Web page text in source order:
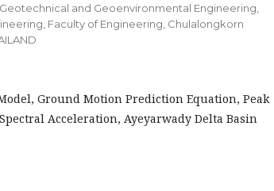
and Geoenvironmental Engineering,
Faculty of Engineering, Chulalongkorn
Ground Motion Prediction Equation, Peak
Acceleration, Ayeyarwady Delta Basin